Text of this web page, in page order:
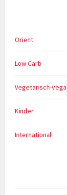
Orient
Low Carb
Vegetarisch-
Kinder
International